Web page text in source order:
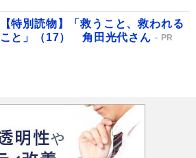
【特別読物】「救うこと、救われる
こと」（17） 角田光代さん
PR